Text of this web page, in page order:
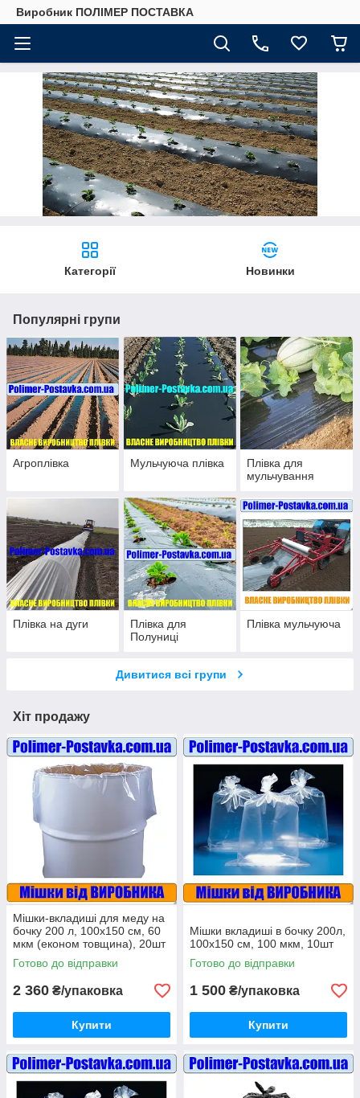
Виробник ПОЛІМЕР ПОСТАВКА
Категорії Новинки
Популярні групи
Агроплівка Мульчуюча плівка
Плівка для
мульчування
Плівка на дуги
Плівка для
Полуниці
Плівка мульчуюча
Дивитися всі групи
Хіт продажу
Мішки-вкладиші для меду на
бочку 200 л, 100х150 см, 60
мкм (економ товщина), 20шт
Готово до відправки
2 360 ₴/упаковка
Купити
Мішки вкладиші в бочку 200л,
100х150 см, 100 мкм, 10шт
Готово до відправки
1 500 ₴/упаковка
Купити